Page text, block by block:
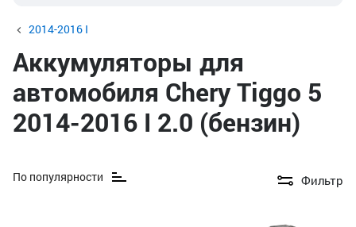
2014-2016 I
Аккумуляторы для
автомобиля Chery Tiggo 5
2014-2016 I 2.0 (бензин)
По популярности Фильтр